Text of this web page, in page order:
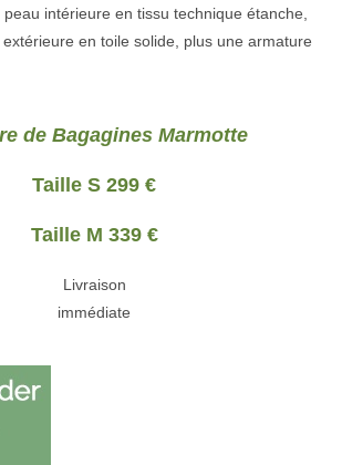
intérieure en tissu technique étanche,
en toile solide, plus une armature
de Bagagines Marmotte
Taille S 299 €
Taille M 339 €
Livraison
immédiate